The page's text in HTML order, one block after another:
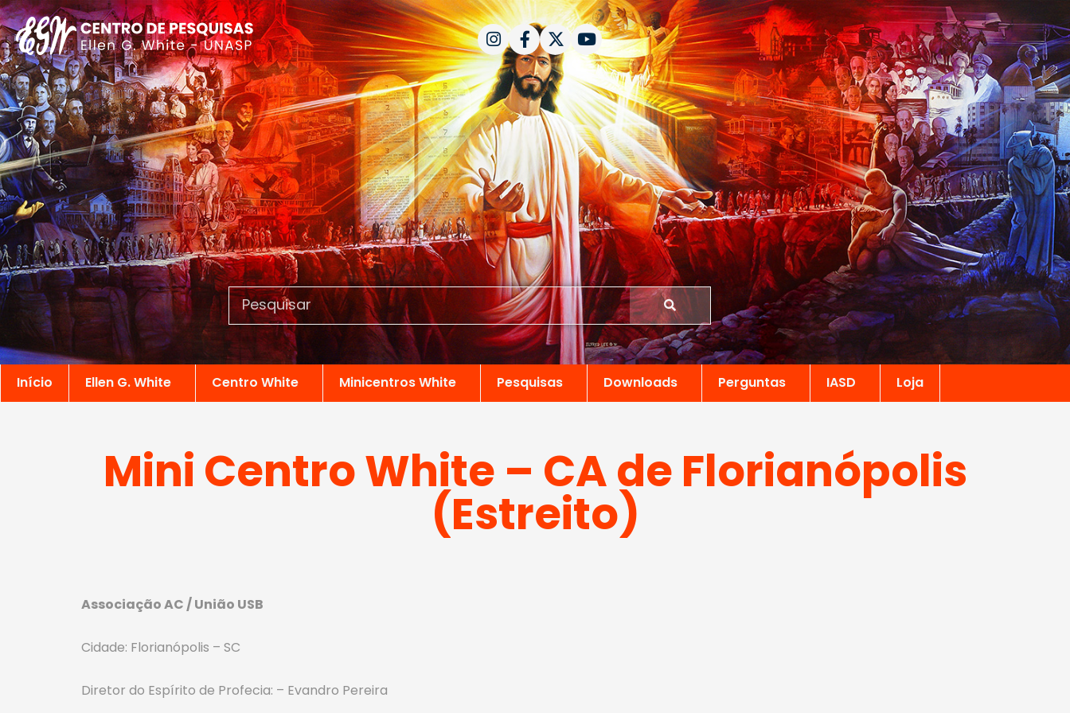
Início Ellen G. White Centro White Minicentros White Pesquisas Downloads Perguntas IASD Loja
Mini Centro White – CA de Florianópolis
(Estreito)
Associação AC / União USB
Cidade: Florianópolis – SC
Diretor do Espírito de Profecia: – Evandro Pereira